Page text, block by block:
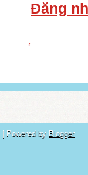
Đăng
‹
| Powered by Blogger